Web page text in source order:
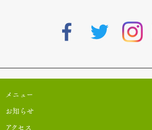
メニュー
お知らせ
アクセス